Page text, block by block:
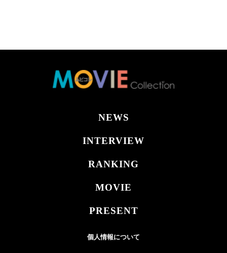
NEWS
INTERVIEW
RANKING
MOVIE
PRESENT
個人情報について